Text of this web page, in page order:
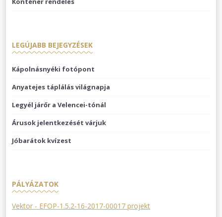
LEGÚJABB BEJEGYZÉSEK
Kápolnásnyéki fotópont
Anyatejes táplálás világnapja
Legyél járőr a Velencei-tónál
Árusok jelentkezését várjuk
Jóbarátok kvízest
PÁLYÁZATOK
Vektor - EFOP-1.5.2-16-2017-00017 projekt